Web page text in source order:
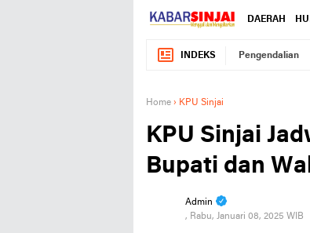
DAERAH
INDEKS Pengendalian
Home › KPU Sinjai
KPU Sinjai
Bupati dan
Admin
, Rabu, Januari 08, 2025 WIB